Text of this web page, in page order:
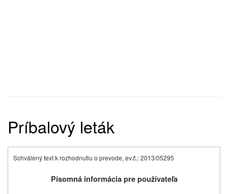
Príbalový leták
Schválený text k rozhodnutiu o prevode, ev.č.: 2013/05295
Písomná informácia pre používateľa